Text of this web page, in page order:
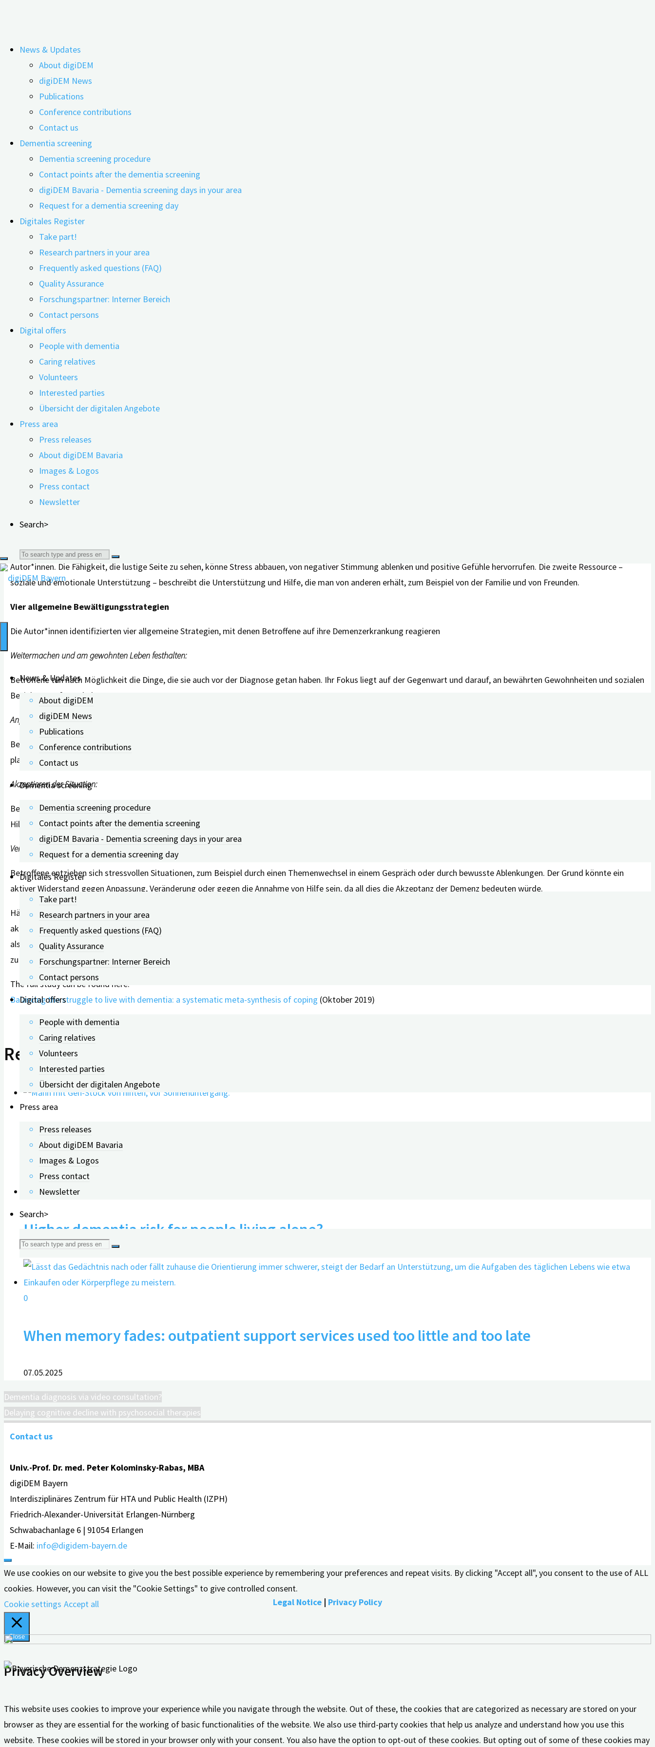
to
content
News & Updates
About digiDEM
digiDEM News
Publications
Conference contributions
Contact us
Dementia screening
Dementia screening procedure
Contact points after the dementia screening
digiDEM Bavaria - Dementia screening days in your area
Request for a dementia screening day
Digitales Register
Take part!
Research partners in your area
Frequently asked questions (FAQ)
Quality Assurance
Forschungspartner: Interner Bereich
Contact persons
Digital offers
People with dementia
Caring relatives
Volunteers
Interested parties
Übersicht der digitalen Angebote
Press area
Press releases
About digiDEM Bavaria
Images & Logos
Press contact
Newsletter
Search>
Search
for:
News & Updates
About digiDEM
digiDEM News
Publications
Conference contributions
Contact us
Dementia screening
Dementia screening procedure
Contact points after the dementia screening
digiDEM Bavaria - Dementia screening days in your area
Request for a dementia screening day
Digitales Register
Take part!
Research partners in your area
Frequently asked questions (FAQ)
Quality Assurance
Forschungspartner: Interner Bereich
Contact persons
Digital offers
People with dementia
Caring relatives
Volunteers
Interested parties
Übersicht der digitalen Angebote
Press area
Press releases
About digiDEM Bavaria
Images & Logos
Press contact
Newsletter
Search>
Search
How do people with dementia cope with their illness?
16.03.2020 17.03.2020
Menschen mit Demenz sind im Verlauf ihrer Erkrankung mit zahlreichen Veränderungen, Verlusten und Ängsten konfrontiert. Um Lebensfreude, Sinn und das Alltagsleben
nach Möglichkeit zu erhalten, ist es wichtig, wie Betroffene mit ihrer Situation umgehen. Welche Bewältigungsstrategien wenden sie an? Das haben norwegische
Forscher*innen analysiert.
Guro Hanevold Bjørkløf und Kolleg*innen werteten in ihrer Übersichtsstudie 74 Artikel aus, die 955 Interviews mit Menschen mit Demenz enthielten. Der Verlust von
Autonomie, Kontrolle und von sozialen Beziehungen, außerdem Angst, Scham und das Gefühl der Stigmatisierung – all diese Erfahrungen und Gefühle wurden darin von
Menschen mit Demenz genannt. Manche der Befragten gaben an, keinen Sinn mehr im Leben zu sehen und keine Lebensfreude mehr zu empfinden. Der kontinuierliche Verlust
ihrer Fähigkeiten hatte einen starken Einfluss auf ihren Alltag.
Wie gehen Betroffene mit solch existenziellen und beängstigenden Erfahrungen um? Die Forscher*innen fanden heraus, dass es dafür zwei
dient danach als Ventil und Schutzmechanismus: „Indem man lacht, statt zu weinen, kann Humor als Schutz in überwältigenden Situationen eingesetzt werden“, schreiben die
Autor*innen. Die Fähigkeit, die lustige Seite zu sehen, könne Stress abbauen, von negativer Stimmung ablenken und positive Gefühle hervorrufen. Die zweite Ressource –
soziale und emotionale Unterstützung – beschreibt die Unterstützung und Hilfe, die man von anderen erhält, zum Beispiel von der Familie und von Freunden.
Vier allgemeine Bewältigungsstrategien
Die Autor*innen identifizierten vier allgemeine Strategien, mit denen Betroffene auf ihre Demenzerkrankung reagieren
Weitermachen und am gewohnten Leben festhalten:
Betroffene tun nach Möglichkeit die Dinge, die sie auch vor der Diagnose getan haben. Ihr Fokus liegt auf der Gegenwart und darauf, an bewährten Gewohnheiten und sozialen
Beziehungen festzuhalten.
Anpassen und Einstellen auf die Anforderungen der Situation:
Betroffene passen sich an, indem sie ihre Erwartungen an sich selbst und an die Dinge, die sie noch tun können, verändern. Sie suchen nach Informationen, um die Zukunft zu
planen und sich aktiv darauf vorzubereiten.
Akzeptieren der Situation:
Betroffene erkennen die Diagnose und ihre Situation an. Sie finden sich damit ab, wenn auch zum Teil resigniert, und sind sich bewusst, was sie selbst tun können und wann sie
Hilfe benötigen.
Vermeiden der Situation:
Betroffene entziehen sich stressvollen Situationen, zum Beispiel durch einen Themenwechsel in einem Gespräch oder durch bewusste Ablenkungen. Der Grund könnte ein
aktiver Widerstand gegen Anpassung, Veränderung oder gegen die Annahme von Hilfe sein, da all dies die Akzeptanz der Demenz bedeuten würde.
Häufig wenden Menschen mit Demenz der Studie zufolge eine Mischung aller Strategien an, zum Teil gleichzeitig, zum Teil zeitlich versetzt – angepasst an die jeweils
aktuellen Herausforderungen. Das Wissen über diese Bewältigungsstrategien ist nach Ansicht der Autor*innen wichtig sowohl für Fachpersonal aus dem Gesundheitswesen
als auch für pflegende Angehörige, um Menschen mit Demenz eine unterstützende Umgebung zu ermöglichen, ihren Alltag zu erleichtern und emotionale und praktische Hilfe
zu geben.
The full study can be found here:
Balancing the struggle to live with dementia: a systematic meta-synthesis of coping (Oktober 2019)
Related Posts
Loneliness increases the risk of dementia
28.07.2021
Higher dementia risk for people living alone?
0
When memory fades: outpatient support services used too little and too late
07.05.2025
Dementia diagnosis via video consultation?
Delaying cognitive decline with psychosocial therapies
Contact us
Univ.-Prof. Dr. med. Peter Kolominsky-Rabas, MBA
digiDEM Bayern
Interdisziplinäres Zentrum für HTA und Public Health (IZPH)
Friedrich-Alexander-Universität Erlangen-Nürnberg
Schwabachanlage 6 | 91054 Erlangen
E-Mail: info@digidem-bayern.de
Legal Notice | Privacy Policy
We use cookies on our website to give you the best possible experience by remembering your preferences and repeat visits. By clicking "Accept all", you consent to the use of ALL
cookies. However, you can visit the "Cookie Settings" to give controlled consent.
Cookie settings Accept all
Close
Privacy Overview
This website uses cookies to improve your experience while you navigate through the website. Out of these, the cookies that are categorized as necessary are stored on your
browser as they are essential for the working of basic functionalities of the website. We also use third-party cookies that help us analyze and understand how you use this
website. These cookies will be stored in your browser only with your consent. You also have the option to opt-out of these cookies. But opting out of some of these cookies may